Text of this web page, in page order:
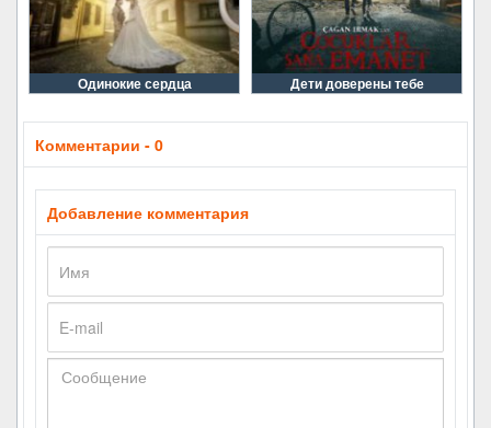
Одинокие сердца Дети доверены тебе
Комментарии - 0
Добавление комментария